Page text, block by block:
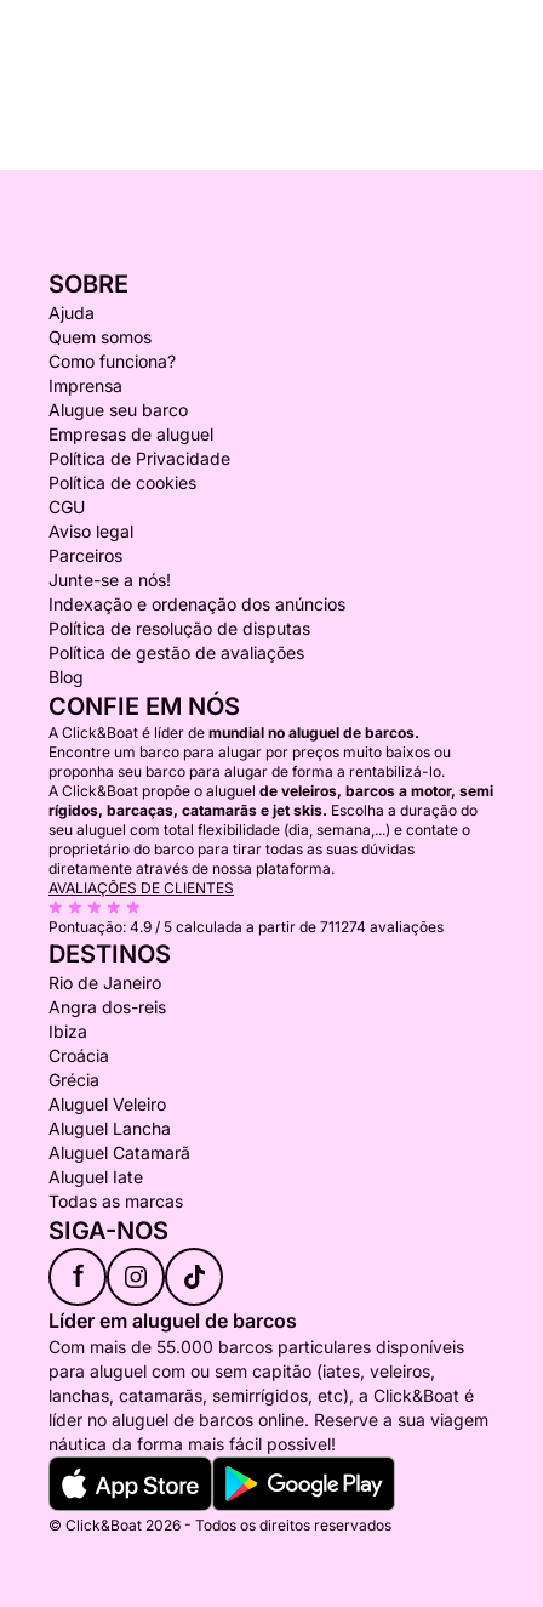
SOBRE
Ajuda
Quem somos
Como funciona?
Imprensa
Alugue seu barco
Empresas de aluguel
Política de Privacidade
Política de cookies
CGU
Aviso legal
Parceiros
Junte-se a nós!
Indexação e ordenação dos anúncios
Política de resolução de disputas
Política de gestão de avaliações
Blog
CONFIE EM NÓS
A Click&Boat é líder de mundial no aluguel de barcos.
Encontre um barco para alugar por preços muito baixos ou
proponha seu barco para alugar de forma a rentabilizá-lo.
A Click&Boat propõe o aluguel de veleiros, barcos a motor, semi
rígidos, barcaças, catamarãs e jet skis. Escolha a duração do
seu aluguel com total flexibilidade (dia, semana,...) e contate o
proprietário do barco para tirar todas as suas dúvidas
diretamente através de nossa plataforma.
AVALIAÇÕES DE CLIENTES
Pontuação: 4.9 / 5 calculada a partir de 711274 avaliações
DESTINOS
Rio de Janeiro
Angra dos-reis
Ibiza
Croácia
Grécia
Aluguel Veleiro
Aluguel Lancha
Aluguel Catamarã
Aluguel Iate
Todas as marcas
SIGA-NOS
f
Líder em aluguel de barcos
Com mais de 55.000 barcos particulares disponíveis
para aluguel com ou sem capitão (iates, veleiros,
lanchas, catamarãs, semirrígidos, etc), a Click&Boat é
líder no aluguel de barcos online. Reserve a sua viagem
náutica da forma mais fácil possivel!
© Click&Boat 2026 - Todos os direitos reservados